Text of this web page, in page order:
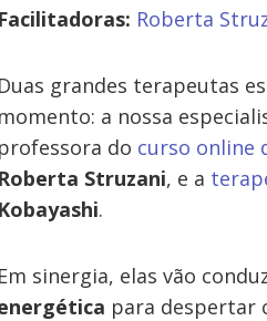
Roberta
grandes terapeutas
a nossa
do curso online
Struzani, e a
.
sinergia, elas vão
para despertar